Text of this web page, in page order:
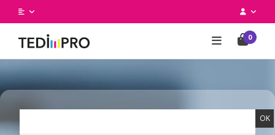
0
OK